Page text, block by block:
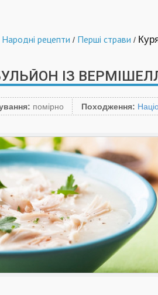
Народні рецепти / Перші страви /
ІЗ
помірно Походження: